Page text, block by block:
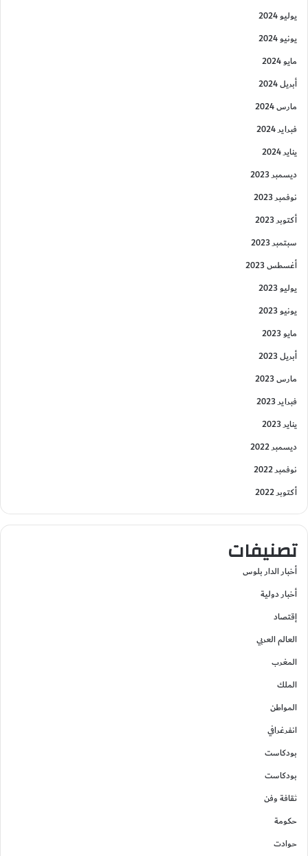
يوليو 2024
يونيو 2024
مايو 2024
أبريل 2024
مارس 2024
فبراير 2024
يناير 2024
ديسمبر 2023
نوفمبر 2023
أكتوبر 2023
سبتمبر 2023
أغسطس 2023
يوليو 2023
يونيو 2023
مايو 2023
أبريل 2023
مارس 2023
فبراير 2023
يناير 2023
ديسمبر 2022
نوفمبر 2022
أكتوبر 2022
تصنيفات
أخبار الدار بلوس
أخبار دولية
إقتصاد
العالم العربي
المغرب
الملك
المواطن
انفرغرافي
بودكاست
بودكاست
ثقافة وفن
حكومة
حوادت